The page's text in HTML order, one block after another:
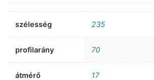
szélesség 235
profilarány 70
átmérő 17